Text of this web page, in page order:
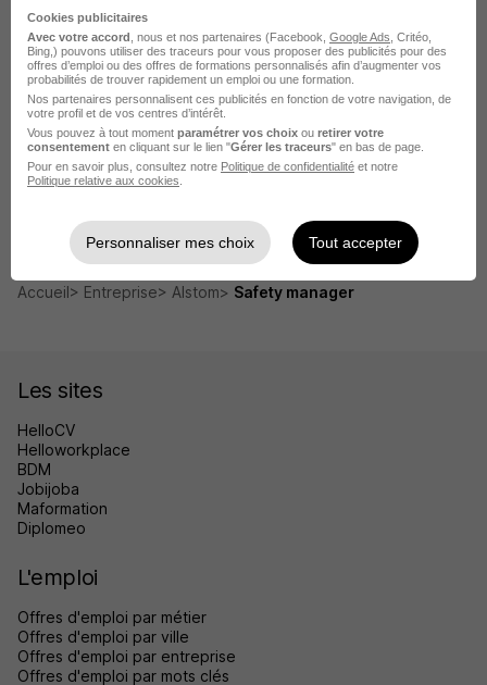
Designer industriel Alstom
Ingénieur qualité logiciel Alstom
Ingénieur test logiciel Alstom
Responsable de programmes Alstom
Voir plus
Accueil Entreprise Alstom Safety manager
Les sites
HelloCV
Helloworkplace
BDM
Jobijoba
Maformation
Diplomeo
L'emploi
Offres d'emploi par métier
Offres d'emploi par ville
Offres d'emploi par entreprise
Offres d'emploi par mots clés
Cookies publicitaires
Avec votre accord , nous et nos partenaires (Facebook, Google Ads , Critéo,
Bing,) pouvons utiliser des traceurs pour vous proposer des publicités pour des
offres d’emploi ou des offres de formations personnalisés afin d’augmenter vos
probabilités de trouver rapidement un emploi ou une formation.
Nos partenaires personnalisent ces publicités en fonction de votre navigation, de
votre profil et de vos centres d’intérêt.
Vous pouvez à tout moment paramétrer vos choix ou retirer votre
consentement en cliquant sur le lien "Gérer les traceurs" en bas de page.
Pour en savoir plus, consultez notre Politique de confidentialité et notre
Politique relative aux cookies
Personnaliser mes choix Tout accepter